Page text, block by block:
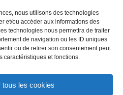
nous utilisons des technologies
et/ou accéder aux informations des
technologies nous permettra de traiter
de navigation ou les ID uniques
ou de retirer son consentement peut
caractéristiques et fonctions.
tous les cookies
(Ephestia & Plodia)/
(Green) – PRODUCT